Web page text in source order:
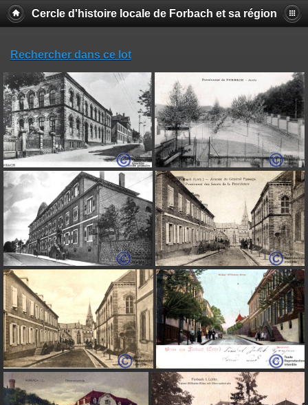
Cercle d'histoire locale de Forbach et sa région
Rechercher dans ce lot